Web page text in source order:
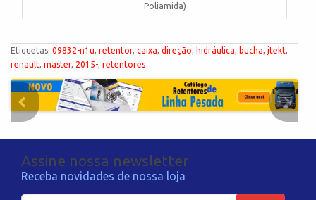
Poliamida)
Etiquetas: 09832-n1u, retentor, caixa, direção, hidráulica, bucha, jtekt,
renault, master, 2015-, retentores
Assine nossa newsletter
Receba novidades de nossa loja